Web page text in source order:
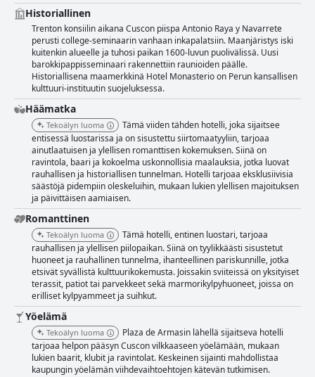
Historiallinen
Trenton konsiilin aikana Cuscon piispa Antonio Raya y Navarrete
perusti college-seminaarin vanhaan inkapalatsiin. Maanjäristys iski
kuitenkin alueelle ja tuhosi paikan 1600-luvun puolivälissä. Uusi
barokkipappisseminaari rakennettiin raunioiden päälle.
Historiallisena maamerkkinä Hotel Monasterio on Perun kansallisen
kulttuuri-instituutin suojeluksessa.
Häämatka
Tekoälyn luoma
Tämä viiden tähden hotelli, joka sijaitsee
entisessä luostarissa ja on sisustettu siirtomaatyyliin, tarjoaa
ainutlaatuisen ja ylellisen romanttisen kokemuksen. Siinä on
ravintola, baari ja kokoelma uskonnollisia maalauksia, jotka luovat
rauhallisen ja historiallisen tunnelman. Hotelli tarjoaa eksklusiivisia
säästöjä pidempiin oleskeluihin, mukaan lukien ylellisen majoituksen
ja päivittäisen aamiaisen.
Romanttinen
Tekoälyn luoma
Tämä hotelli, entinen luostari, tarjoaa
rauhallisen ja ylellisen piilopaikan. Siinä on tyylikkäästi sisustetut
huoneet ja rauhallinen tunnelma, ihanteellinen pariskunnille, jotka
etsivät syvällistä kulttuurikokemusta. Joissakin sviiteissä on yksityiset
terassit, patiot tai parvekkeet sekä marmorikylpyhuoneet, joissa on
erilliset kylpyammeet ja suihkut.
Yöelämä
Tekoälyn luoma
Plaza de Armasin lähellä sijaitseva hotelli
tarjoaa helpon pääsyn Cuscon vilkkaaseen yöelämään, mukaan
lukien baarit, klubit ja ravintolat. Keskeinen sijainti mahdollistaa
kaupungin yöelämän viihdevaihtoehtojen kätevän tutkimisen.